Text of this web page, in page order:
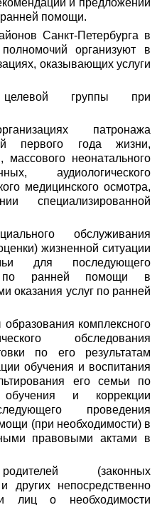
и предложений
помощи.
Санкт-Петербурга в
организуют в
оказывающих услуги
группы при
патронажа
первого года жизни,
массового неонатального
аудиологического
медицинского осмотра,
специализированной
обслуживания
жизненной ситуации
для последующего
по ранней помощи в
оказания услуг по ранней
комплексного
обследования
по его результатам
обучения и воспитания
его семьи по
и коррекции
проведения
(при необходимости) в
правовыми актами в
(законных
других непосредственно
лиц о необходимости